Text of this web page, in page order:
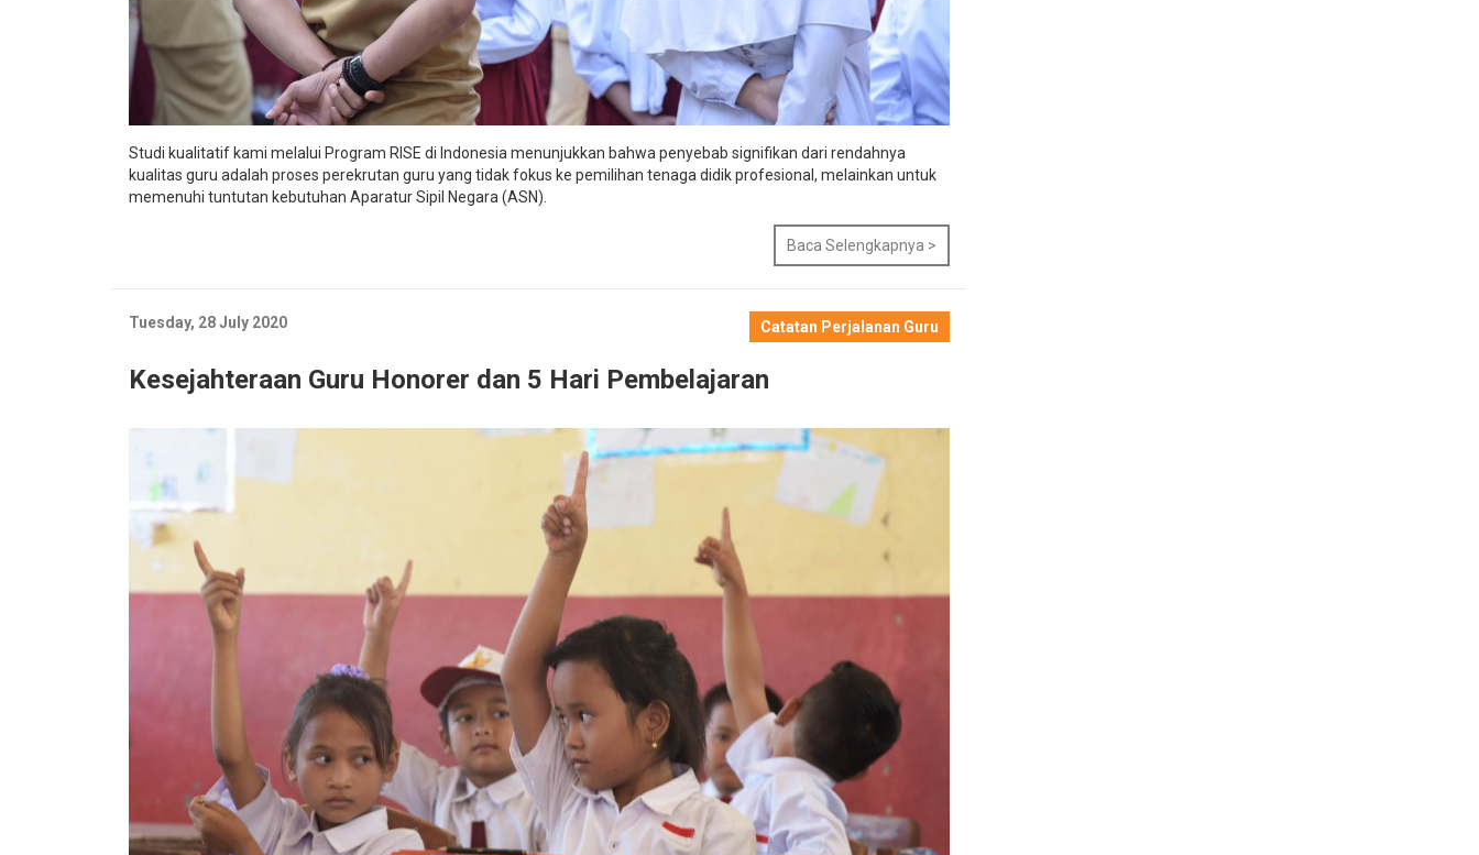
Studi kualitatif kami melalui Program RISE di Indonesia menunjukkan bahwa penyebab signifikan dari rendahnya
kualitas guru adalah proses perekrutan guru yang tidak fokus ke pemilihan tenaga didik profesional, melainkan untuk
memenuhi tuntutan kebutuhan Aparatur Sipil Negara (ASN).
Baca Selengkapnya >
Catatan Perjalanan Guru
Tuesday, 28 July 2020
Kesejahteraan Guru Honorer dan 5 Hari Pembelajaran